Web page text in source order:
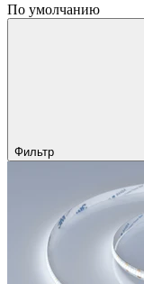
По умолчанию
Фильтр